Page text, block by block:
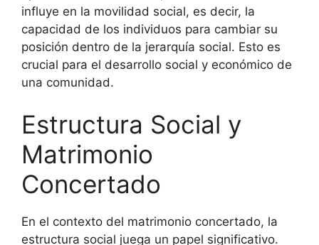
influye en la movilidad social, es decir, la
capacidad de los individuos para cambiar su
posición dentro de la jerarquía social. Esto es
crucial para el desarrollo social y económico de
una comunidad.
Estructura Social y
Matrimonio
Concertado
En el contexto del matrimonio concertado, la
estructura social juega un papel significativo.